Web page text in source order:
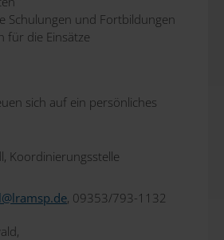
Schulungen und Fortbildungen
für die Einsätze
sich auf ein persönliches
Koordinierungsstelle
lramsp.de, 09353/793-1132